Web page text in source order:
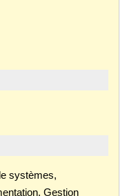
systèmes,
Gestion